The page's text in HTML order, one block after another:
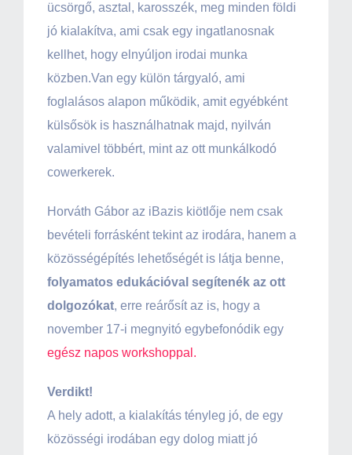
ücsörgő, asztal, karosszék, meg minden földi
jó kialakítva, ami csak egy ingatlanosnak
kellhet, hogy elnyúljon irodai munka
közben.Van egy külön tárgyaló, ami
foglalásos alapon működik, amit egyébként
külsősök is használhatnak majd, nyilván
valamivel többért, mint az ott munkálkodó
cowerkerek.
Horváth Gábor az iBazis kiötlője nem csak
bevételi forrásként tekint az irodára, hanem a
közösségépítés lehetőségét is látja benne,
folyamatos edukációval segítenék az ott
dolgozókat, erre reárősít az is, hogy a
november 17-i megnyitó egybefonódik egy
egész napos workshoppal.
Verdikt!
A hely adott, a kialakítás tényleg jó, de egy
közösségi irodában egy dolog miatt jó